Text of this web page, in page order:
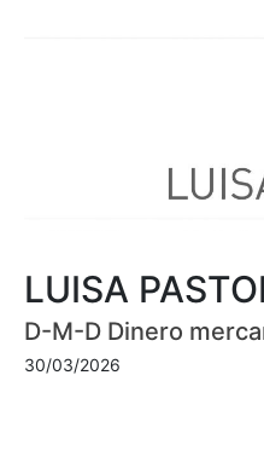
LUISA
D-M-D Dinero
30/03/2026